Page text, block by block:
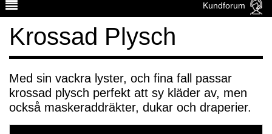
Kundforum
Register Sign In
Krossad Plysch
Med sin vackra lyster, och fina fall passar
krossad plysch perfekt att sy kläder av, men
också maskeraddräkter, dukar och draperier.